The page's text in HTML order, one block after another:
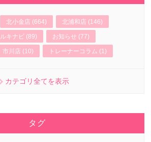
北小金店 (664) 北浦和店 (146)
ルキナビ (89) お知らせ (77)
市川店 (10) トレーナーコラム (1)
カテゴリ全てを表示
タグ